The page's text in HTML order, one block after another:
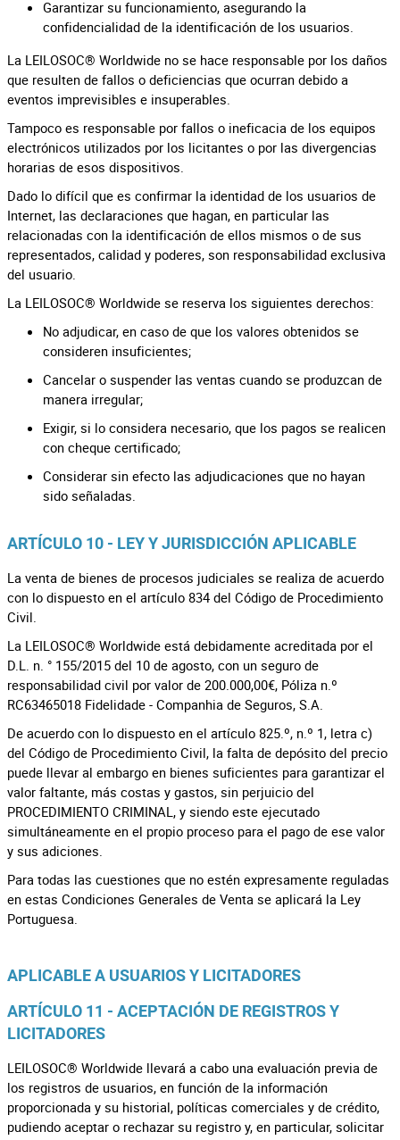
Garantizar su funcionamiento, asegurando la
confidencialidad de la identificación de los usuarios.
La LEILOSOC® Worldwide no se hace responsable por los daños
que resulten de fallos o deficiencias que ocurran debido a
eventos imprevisibles e insuperables.
Tampoco es responsable por fallos o ineficacia de los equipos
electrónicos utilizados por los licitantes o por las divergencias
horarias de esos dispositivos.
Dado lo difícil que es confirmar la identidad de los usuarios de
Internet, las declaraciones que hagan, en particular las
relacionadas con la identificación de ellos mismos o de sus
representados, calidad y poderes, son responsabilidad exclusiva
del usuario.
La LEILOSOC® Worldwide se reserva los siguientes derechos:
No adjudicar, en caso de que los valores obtenidos se
consideren insuficientes;
Cancelar o suspender las ventas cuando se produzcan de
manera irregular;
Exigir, si lo considera necesario, que los pagos se realicen
con cheque certificado;
Considerar sin efecto las adjudicaciones que no hayan
sido señaladas.
ARTÍCULO 10 - LEY Y JURISDICCIÓN APLICABLE
La venta de bienes de procesos judiciales se realiza de acuerdo
con lo dispuesto en el artículo 834 del Código de Procedimiento
Civil.
La LEILOSOC® Worldwide está debidamente acreditada por el
D.L. n. ° 155/2015 del 10 de agosto, con un seguro de
responsabilidad civil por valor de 200.000,00€, Póliza n.º
RC63465018 Fidelidade - Companhia de Seguros, S.A.
De acuerdo con lo dispuesto en el artículo 825.º, n.º 1, letra c)
del Código de Procedimiento Civil, la falta de depósito del precio
puede llevar al embargo en bienes suficientes para garantizar el
valor faltante, más costas y gastos, sin perjuicio del
PROCEDIMIENTO CRIMINAL, y siendo este ejecutado
simultáneamente en el propio proceso para el pago de ese valor
y sus adiciones.
Para todas las cuestiones que no estén expresamente reguladas
en estas Condiciones Generales de Venta se aplicará la Ley
Portuguesa.
APLICABLE A USUARIOS Y LICITADORES
ARTÍCULO 11 - ACEPTACIÓN DE REGISTROS Y
LICITADORES
LEILOSOC® Worldwide llevará a cabo una evaluación previa de
los registros de usuarios, en función de la información
proporcionada y su historial, políticas comerciales y de crédito,
pudiendo aceptar o rechazar su registro y, en particular, solicitar